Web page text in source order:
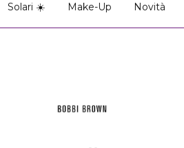
Solari ☀️ Make-Up Novità